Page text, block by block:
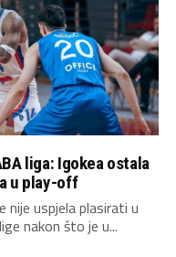
liga: Igokea ostala
u play-off
nije uspjela plasirati u
nakon što je u...